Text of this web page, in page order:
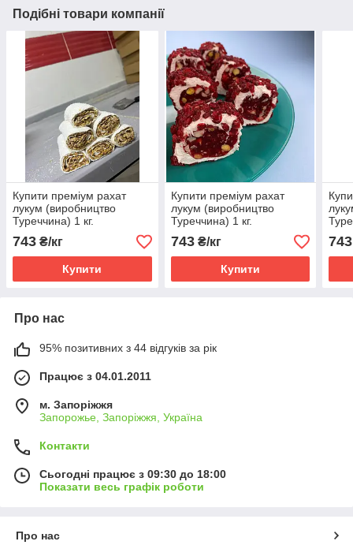
Подібні товари компанії
Купити преміум рахат
лукум (виробництво
Туреччина) 1 кг.
743 ₴/кг
Купити
Купити преміум рахат
лукум (виробництво
Туреччина) 1 кг.
743₴/кг
Купити
743
Про нас
95% позитивних з 44 відгуків за рік
Працює з 04.01.2011
м. Запоріжжя
Запорожье, Запоріжжя, Україна
Контакти
Сьогодні працює з 09:30 до 18:00
Показати весь графік роботи
Про нас